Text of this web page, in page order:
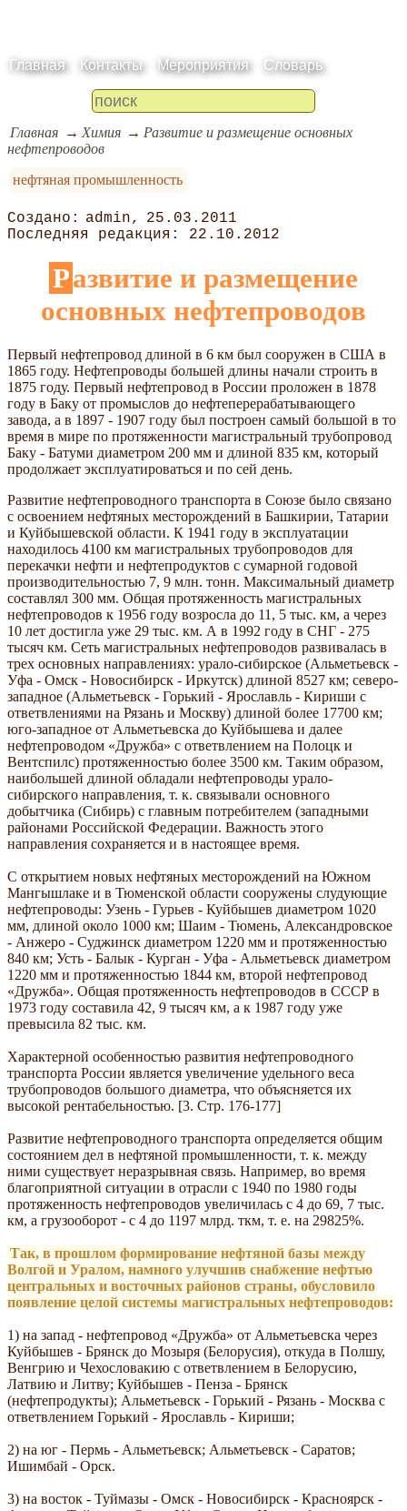
Главная Контакты Мероприятия Словарь
Главная Химия
Развитие и размещение основных
нефтепроводов
нефтяная промышленность
admin
25.03.2011
22.10.2012
Развитие и размещение
основных нефтепроводов
Первый нефтепровод длиной в 6 км был сооружен в США в
1865 году. Нефтепроводы большей длины начали строить в
1875 году. Первый нефтепровод в России проложен в 1878
году в Баку от промыслов до нефтеперерабатывающего
завода, а в 1897 - 1907 году был построен самый большой в то
время в мире по протяженности магистральный трубопровод
Баку - Батуми диаметром 200 мм и длиной 835 км, который
продолжает эксплуатироваться и по сей день.
Развитие нефтепроводного транспорта в Союзе было связано
с освоением нефтяных месторождений в Башкирии, Татарии
и Куйбышевской области. К 1941 году в эксплуатации
находилось 4100 км магистральных трубопроводов для
перекачки нефти и нефтепродуктов с сумарной годовой
производительностью 7, 9 млн. тонн. Максимальный диаметр
составлял 300 мм. Общая протяженность магистральных
нефтепроводов к 1956 году возросла до 11, 5 тыс. км, а через
10 лет достигла уже 29 тыс. км. А в 1992 году в СНГ - 275
тысяч км. Сеть магистральных нефтепроводов развивалась в
трех основных направлениях: урало-сибирское (Альметьевск -
Уфа - Омск - Новосибирск - Иркутск) длиной 8527 км; северо-
западное (Альметьевск - Горький - Ярославль - Кириши с
ответвлениями на Рязань и Москву) длиной более 17700 км;
юго-западное от Альметьевска до Куйбышева и далее
нефтепроводом «Дружба» с ответвлением на Полоцк и
Вентспилс) протяженностью более 3500 км. Таким образом,
наибольшей длиной обладали нефтепроводы урало-
сибирского направления, т. к. связывали основного
добытчика (Сибирь) с главным потребителем (западными
районами Российской Федерации. Важность этого
направления сохраняется и в настоящее время.
С открытием новых нефтяных месторождений на Южном
Мангышлаке и в Тюменской области сооружены слудующие
нефтепроводы: Узень - Гурьев - Куйбышев диаметром 1020
мм, длиной около 1000 км; Шаим - Тюмень, Александровское
- Анжеро - Суджинск диаметром 1220 мм и протяженностью
840 км; Усть - Балык - Курган - Уфа - Альметьевск диаметром
1220 мм и протяженностью 1844 км, второй нефтепровод
«Дружба». Общая протяженность нефтепроводов в СССР в
1973 году составила 42, 9 тысяч км, а к 1987 году уже
превысила 82 тыс. км.
Характерной особенностью развития нефтепроводного
транспорта России является увеличение удельного веса
трубопроводов большого диаметра, что объясняется их
высокой рентабельностью. [3. Стр. 176-177]
Развитие нефтепроводного транспорта определяется общим
состоянием дел в нефтяной промышленности, т. к. между
ними существует неразрывная связь. Например, во время
благоприятной ситуации в отрасли с 1940 по 1980 годы
протяженность нефтепроводов увеличилась с 4 до 69, 7 тыс.
км, а грузооборот - с 4 до 1197 млрд. ткм, т. е. на 29825%.
Так, в прошлом формирование нефтяной базы между
Волгой и Уралом, намного улучшив снабжение нефтью
центральных и восточных районов страны, обусловило
появление целой системы магистральных нефтепроводов:
1) на запад - нефтепровод «Дружба» от Альметьевска через
Куйбышев - Брянск до Мозыря (Белорусия), откуда в Полшу,
Венгрию и Чехословакию с ответвлением в Белорусию,
Латвию и Литву; Куйбышев - Пенза - Брянск
(нефтепродукты); Альметьевск - Горький - Рязань - Москва с
ответвлением Горький - Ярославль - Кириши;
2) на юг - Пермь - Альметьевск; Альметьевск - Саратов;
Ишимбай - Орск.
3) на восток - Туймазы - Омск - Новосибирск - Красноярск -